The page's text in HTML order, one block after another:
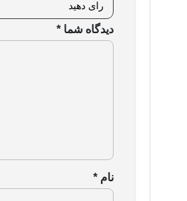
دیدگاه شما*
نام*